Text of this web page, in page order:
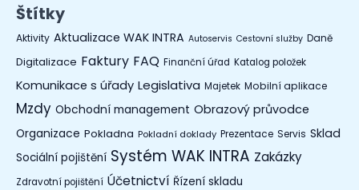
Štítky
Aktivity Aktualizace WAK INTRA Autoservis Cestovní služby Daně
Digitalizace Faktury FAQ Finanční úřad Katalog položek
Komunikace s úřady Legislativa Majetek Mobilní aplikace
Mzdy Obchodní management Obrazový průvodce
Organizace Pokladna Pokladní doklady Prezentace Servis Sklad
Sociální pojištění Systém WAK INTRA Zakázky
Zdravotní pojištění Účetnictví Řízení skladu